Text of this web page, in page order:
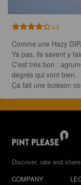
4.3
Comme une Hazy
Ya pas, ils savent y
C'est très bon :
degrés qui vont bien.
Ça fait une boisson
Discover, rate and
COMPANY